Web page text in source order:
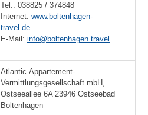
Tel.: 038825 / 374848
Internet: www.boltenhagen-
travel.de
E-Mail: info@boltenhagen.travel
Atlantic-Appartement-
Vermittlungsgesellschaft mbH,
Ostseeallee 6A 23946 Ostseebad
Boltenhagen